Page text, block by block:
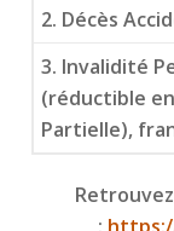
2. Décès
3. Invalidité
(réductible
Partielle),